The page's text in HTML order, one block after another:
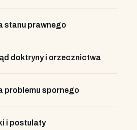
stanu prawnego
doktryny i orzecznictwa
problemu spornego
i postulaty